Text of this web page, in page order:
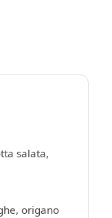
salata,
origano